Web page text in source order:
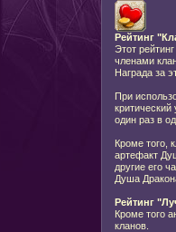
Рейтинг
Этот
членами
Награда за
При
один раз в
Кроме того,
артефакт
другие его
Душа
Рейтинг
Кроме того
кланов.